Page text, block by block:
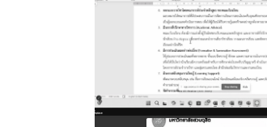
สรุปองค์ความรู้กิจกรรมส
สหกิจศึกษาฯ (CWIE)
สายตรงผู้อำนวยการ
สาระน่ารู้สำหรับนักศึกษา